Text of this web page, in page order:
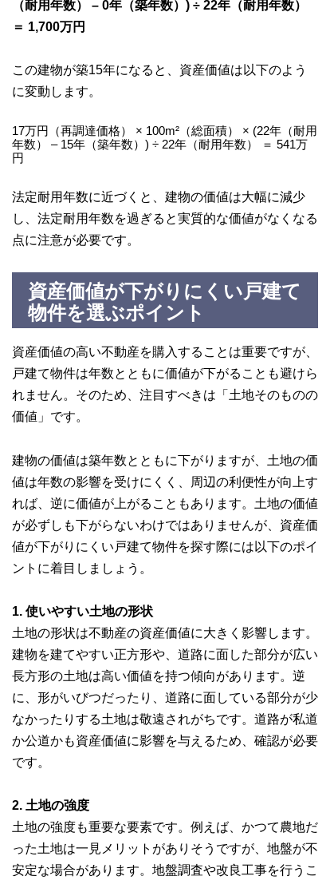
（耐用年数） – 0年（築年数）) ÷ 22年（耐用年数）
＝ 1,700万円
この建物が築15年になると、資産価値は以下のよう
に変動します。
17万円（再調達価格） × 100m²（総面積） × (22年（耐用
年数） – 15年（築年数）) ÷ 22年（耐用年数） ＝ 541万
円
法定耐用年数に近づくと、建物の価値は大幅に減少
し、法定耐用年数を過ぎると実質的な価値がなくなる
点に注意が必要です。
資産価値が下がりにくい戸建て
物件を選ぶポイント
資産価値の高い不動産を購入することは重要ですが、
戸建て物件は年数とともに価値が下がることも避けら
れません。そのため、注目すべきは「土地そのものの
価値」です。
建物の価値は築年数とともに下がりますが、土地の価
値は年数の影響を受けにくく、周辺の利便性が向上す
れば、逆に価値が上がることもあります。土地の価値
が必ずしも下がらないわけではありませんが、資産価
値が下がりにくい戸建て物件を探す際には以下のポイ
ントに着目しましょう。
1. 使いやすい土地の形状
土地の形状は不動産の資産価値に大きく影響します。
建物を建てやすい正方形や、道路に面した部分が広い
長方形の土地は高い価値を持つ傾向があります。逆
に、形がいびつだったり、道路に面している部分が少
なかったりする土地は敬遠されがちです。道路が私道
か公道かも資産価値に影響を与えるため、確認が必要
です。
2. 土地の強度
土地の強度も重要な要素です。例えば、かつて農地だ
った土地は一見メリットがありそうですが、地盤が不
安定な場合があります。地盤調査や改良工事を行うこ